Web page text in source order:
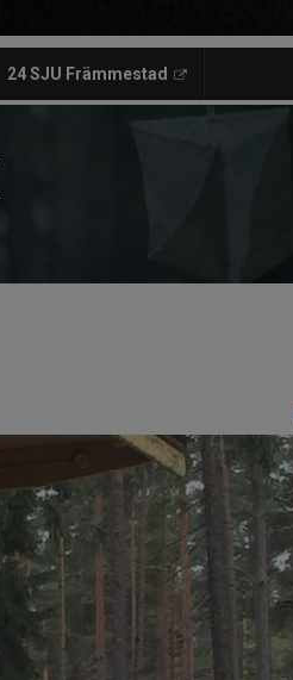
24 SJU Främmestad